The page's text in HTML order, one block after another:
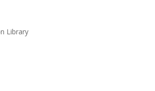
Library